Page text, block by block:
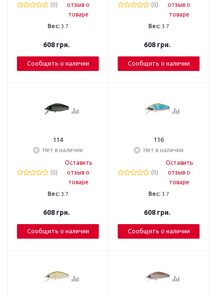
(0)
отзыв о
товаре
Вес: 3.7
608грн.
Сообщить о наличии
(0)
отзыв о
товаре
Вес: 3.7
608грн.
Сообщить о наличии
114
Нет в наличии
(0)
Оставить
отзыв о
товаре
Вес: 3.7
608грн.
Сообщить о наличии
116
Нет в наличии
(0)
Оставить
отзыв о
товаре
Вес: 3.7
608грн.
Сообщить о наличии